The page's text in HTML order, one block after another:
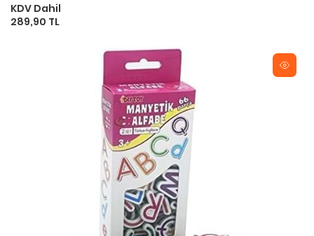
KDV Dahil
289,90 TL